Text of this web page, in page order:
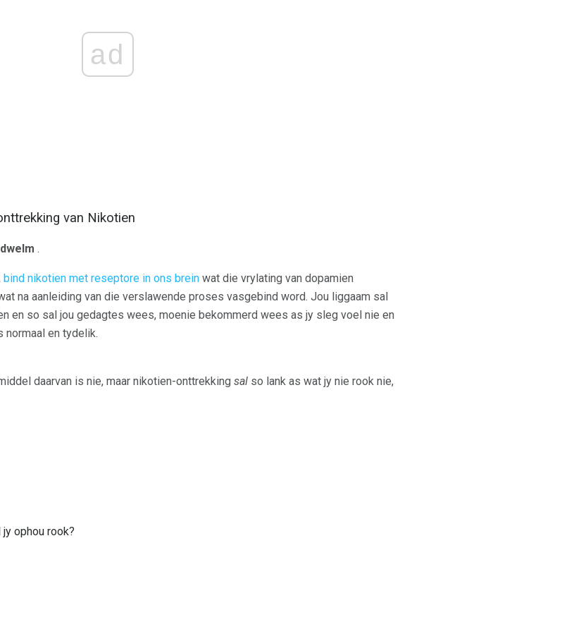
ad
van Nikotien
.
bind nikotien met reseptore in ons brein wat die vrylating van dopamien
na aanleiding van die verslawende proses vasgebind word. Jou liggaam sal
en so sal jou gedagtes wees, moenie bekommerd wees as jy sleg voel nie en
normaal en tydelik.
daarvan is nie, maar nikotien-onttrekking sal so lank as wat jy nie rook nie,
ophou rook?